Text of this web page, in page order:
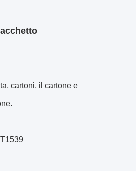
cartoni, il cartone e